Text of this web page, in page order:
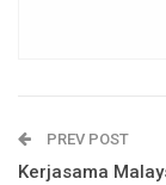
PREV POST
Kerjasama